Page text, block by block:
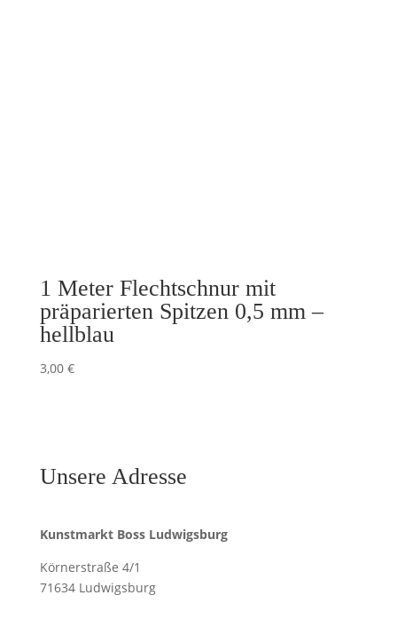
1 Meter Flechtschnur mit
präparierten Spitzen 0,5 mm –
hellblau
3,00 €
Unsere Adresse
Kunstmarkt Boss Ludwigsburg
Körnerstraße 4/1
71634 Ludwigsburg